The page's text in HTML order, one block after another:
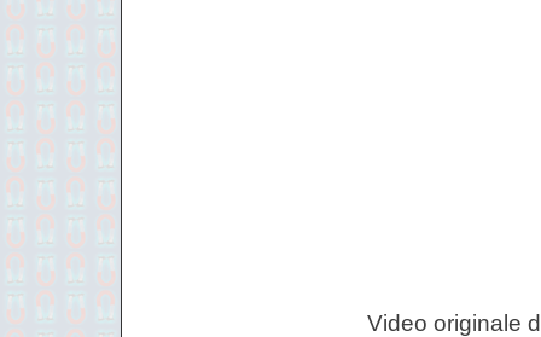
Video originale